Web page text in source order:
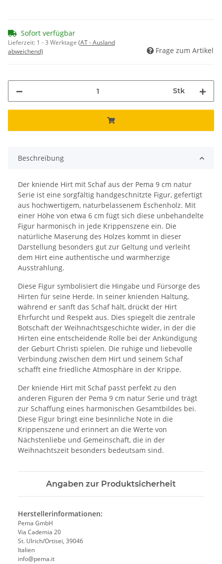
Sofort verfügbar
Lieferzeit: 1 - 3 Werktage (AT - Ausland
abweichend)
Frage zum Artikel
Stk
Beschreibung
Der kniende Hirt mit Schaf aus der Pema 9 cm natur
Serie ist eine sorgfältig handgeschnitzte Figur, gefertigt
aus hochwertigem, naturbelassenem Eschenholz. Mit
einer Höhe von etwa 6 cm fügt sich diese unbehandelte
Figur harmonisch in jede Krippenszene ein. Die
natürliche Maserung des Holzes kommt in dieser
Darstellung besonders gut zur Geltung und verleiht
dem Hirt eine authentische und warmherzige
Ausstrahlung.
Diese Figur symbolisiert die Hingabe und Fürsorge des
Hirten für seine Herde. In seiner knienden Haltung,
während er sanft das Schaf hält, drückt der Hirt
Ehrfurcht und Respekt aus. Dies spiegelt die zentrale
Botschaft der Weihnachtsgeschichte wider, in der die
Hirten eine entscheidende Rolle bei der Ankündigung
der Geburt Christi spielen. Die ruhige und liebevolle
Verbindung zwischen dem Hirt und seinem Schaf
schafft eine friedliche Atmosphäre in der Krippe.
Der kniende Hirt mit Schaf passt perfekt zu den
anderen Figuren der Pema 9 cm natur Serie und trägt
zur Schaffung eines harmonischen Gesamtbildes bei.
Diese Figur bringt eine besinnliche Note in die
Krippenszene und erinnert an die Werte von
Nächstenliebe und Gemeinschaft, die in der
Weihnachtszeit besonders bedeutsam sind.
Angaben zur Produktsicherheit
Herstellerinformationen:
Pema GmbH
Via Cademia 20
St. Ulrich/Ortisei, 39046
Italien
info@pema.it